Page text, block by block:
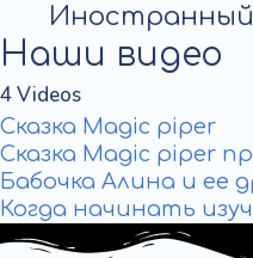
Иностранный
Наши видео
4 Videos
Сказка Magic piper
Cказка Magic piper
Бабочка Алина и ее
Когда начинать